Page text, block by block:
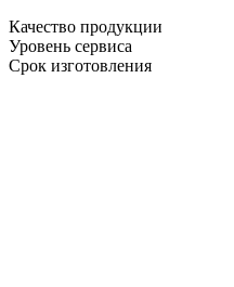
Качество продукции
Уровень сервиса
Срок изготовления